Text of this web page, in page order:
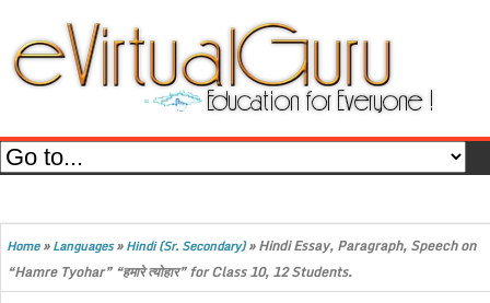
Home»Languages»Hindi (Sr. Secondary)»Hindi Essay, Paragraph, Speech on
“Hamre Tyohar” “हमारे त्योहार” for Class 10, 12 Students.